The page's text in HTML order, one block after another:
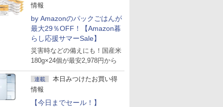
情報
by Amazonのパックごはんが
最大29％OFF！【Amazon暮
らし応援サマーSale】
災害時などの備えにも！国産米
180g×24個が最安2,978円から
連載
本日みつけたお買い得
情報
【今日までセール！】